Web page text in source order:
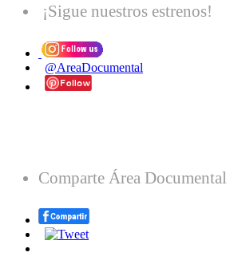
¡Sigue nuestros estrenos!
@AreaDocumental
Comparte Área Documental